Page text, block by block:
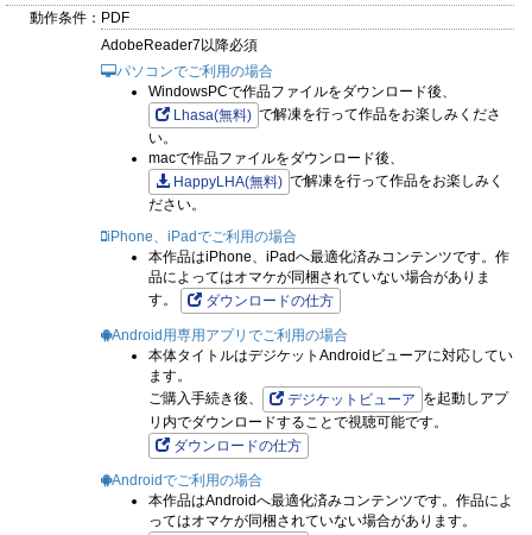
動作条件： PDF
AdobeReader7以降必須
パソコンでご利用の場合
WindowsPCで作品ファイルをダウンロード後、
Lhasa(無料) で解凍を行って作品をお楽しみくださ
い。
macで作品ファイルをダウンロード後、
HappyLHA(無料) で解凍を行って作品をお楽しみく
ださい。
iPhone、iPadでご利用の場合
本作品はiPhone、iPadへ最適化済みコンテンツです。作
品によってはオマケが同梱されていない場合がありま
す。
ダウンロードの仕方
Android用専用アプリでご利用の場合
本体タイトルはデジケットAndroidビューアに対応してい
ます。
ご購入手続き後、
デジケットビューア を起動しアプ
リ内でダウンロードすることで視聴可能です。
ダウンロードの仕方
Androidでご利用の場合
本作品はAndroidへ最適化済みコンテンツです。作品によ
ってはオマケが同梱されていない場合があります。